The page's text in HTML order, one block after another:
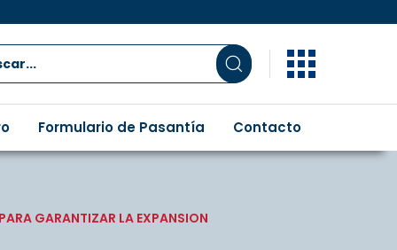
Formulario de Pasantía Contacto
GARANTIZAR LA EXPANSION